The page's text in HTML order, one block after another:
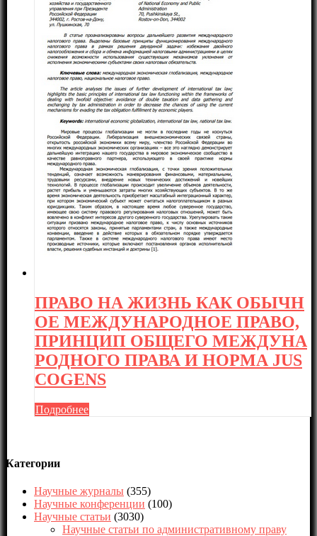
ПРАВО НА ЖИЗНЬ КАК ОБЫЧН
ОЕ МЕЖДУНАРОДНОЕ ПРАВО,
ПРИНЦИП ОБЩЕГО МЕЖДУНА
РОДНОГО ПРАВА И НОРМА JUS
COGENS
Подробнее
Категории
Научные журналы (355)
Научные конференции (100)
Научные статьи (3030)
Научные статьи по административному праву